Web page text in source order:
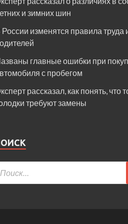
и зимних шин
России изменятся правила труда
главные ошибки при
с пробегом
рассказал, как понять, что
требуют замены